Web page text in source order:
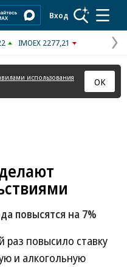
Вход
IMOEX 2277,21
использования
ОК
повысятся на 7%
раз повысило ставку
и алкогольную